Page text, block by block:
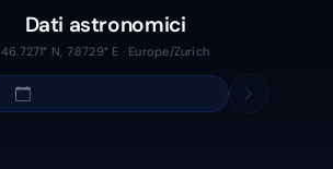
Dati astronomici
46.7271° N, 7.8729° E · Europe/Zurich